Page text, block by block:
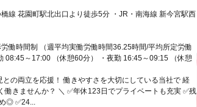
働時間制 （週平均実働労働時間36.25時間/平均所定労働
08:45～17:00 （休憩60分） ・夜勤 16:45～09:15 （休憩
との両立を応援！ 働きやすさを大切にしている当社で 経
働きませんか？ ＼ ✅年休123日でプライベートも充実 ✅残
◎ ✅24...